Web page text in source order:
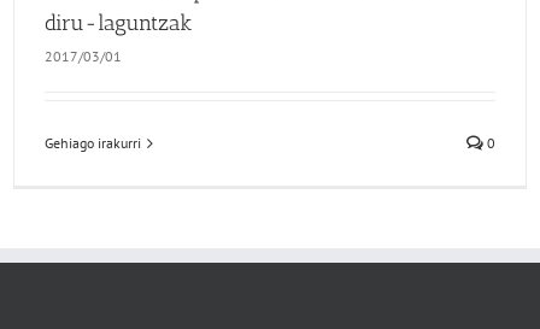
diru-laguntzak
2017/03/01
Gehiago irakurri 0